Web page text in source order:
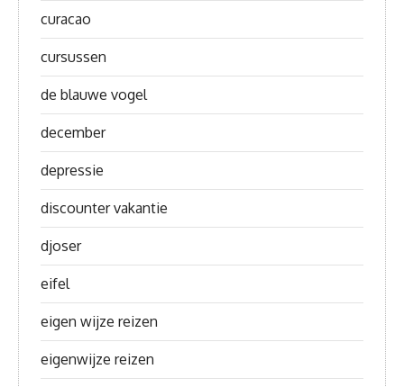
curacao
cursussen
de blauwe vogel
december
depressie
discounter vakantie
djoser
eifel
eigen wijze reizen
eigenwijze reizen